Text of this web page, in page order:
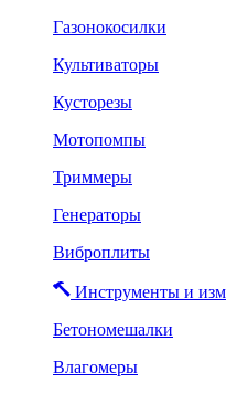
Газонокосилки
Культиваторы
Кусторезы
Мотопомпы
Триммеры
Генераторы
Виброплиты
Инструменты и
Бетономешалки
Влагомеры